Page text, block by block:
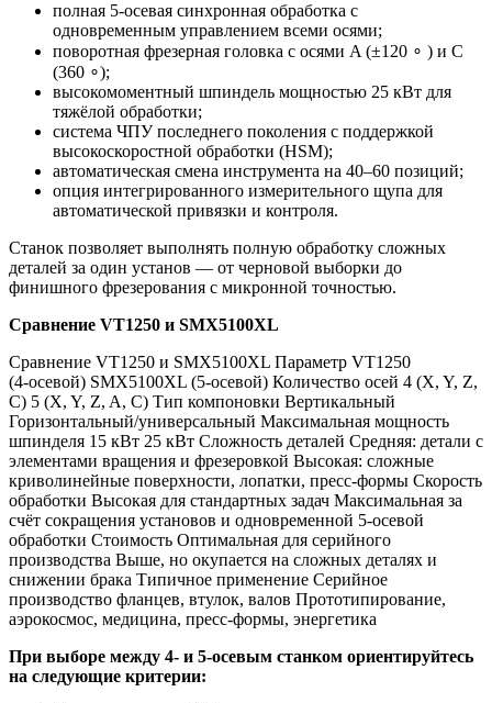
полная 5‑осевая синхронная обработка с
одновременным управлением всеми осями;
поворотная фрезерная головка с осями A (±120 ∘ ) и C
(360 ∘);
высокомоментный шпиндель мощностью 25 кВт для
тяжёлой обработки;
система ЧПУ последнего поколения с поддержкой
высокоскоростной обработки (HSM);
автоматическая смена инструмента на 40–60 позиций;
опция интегрированного измерительного щупа для
автоматической привязки и контроля.
Станок позволяет выполнять полную обработку сложных
деталей за один установ — от черновой выборки до
финишного фрезерования с микронной точностью.
Сравнение VT1250 и SMX5100XL
Сравнение VT1250 и SMX5100XL Параметр VT1250
(4‑осевой) SMX5100XL (5‑осевой) Количество осей 4 (X, Y, Z,
C) 5 (X, Y, Z, A, C) Тип компоновки Вертикальный
Горизонтальный/универсальный Максимальная мощность
шпинделя 15 кВт 25 кВт Сложность деталей Средняя: детали с
элементами вращения и фрезеровкой Высокая: сложные
криволинейные поверхности, лопатки, пресс‑формы Скорость
обработки Высокая для стандартных задач Максимальная за
счёт сокращения установов и одновременной 5‑осевой
обработки Стоимость Оптимальная для серийного
производства Выше, но окупается на сложных деталях и
снижении брака Типичное применение Серийное
производство фланцев, втулок, валов Прототипирование,
аэрокосмос, медицина, пресс‑формы, энергетика
При выборе между 4‑ и 5‑осевым станком ориентируйтесь
на следующие критерии: